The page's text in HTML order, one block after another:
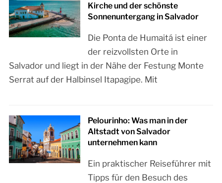
Kirche und der schönste
Sonnenuntergang in Salvador
Die Ponta de Humaitá ist einer
der reizvollsten Orte in
Salvador und liegt in der Nähe der Festung Monte
Serrat auf der Halbinsel Itapagipe. Mit
Pelourinho: Was man in der
Altstadt von Salvador
unternehmen kann
Ein praktischer Reiseführer mit
Tipps für den Besuch des